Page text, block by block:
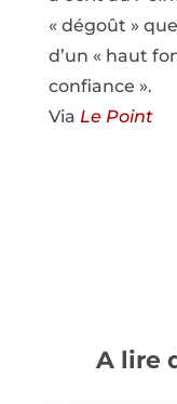
« dégoût »
d’un « haut
confiance ».
Via Le Point
A lire